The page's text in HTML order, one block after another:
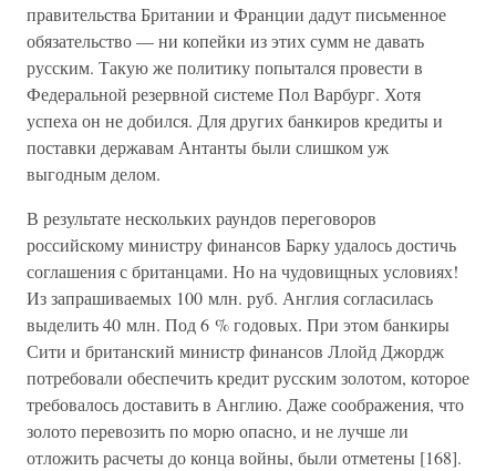
правительства Британии и Франции дадут письменное
обязательство — ни копейки из этих сумм не давать
русским. Такую же политику попытался провести в
Федеральной резервной системе Пол Варбург. Хотя
успеха он не добился. Для других банкиров кредиты и
поставки державам Антанты были слишком уж
выгодным делом.
В результате нескольких раундов переговоров
российскому министру финансов Барку удалось достичь
соглашения с британцами. Но на чудовищных условиях!
Из запрашиваемых 100 млн. руб. Англия согласилась
выделить 40 млн. Под 6 % годовых. При этом банкиры
Сити и британский министр финансов Ллойд Джордж
потребовали обеспечить кредит русским золотом, которое
требовалось доставить в Англию. Даже соображения, что
золото перевозить по морю опасно, и не лучше ли
отложить расчеты до конца войны, были отметены [168].